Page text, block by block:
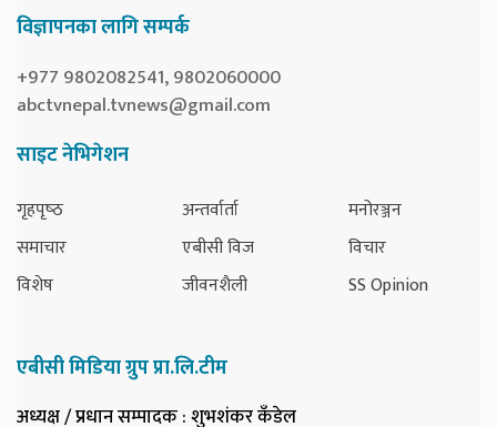
विज्ञापनका लागि सम्पर्क
+977 9802082541, 9802060000
abctvnepal.tvnews@gmail.com
साइट नेभिगेशन
गृहपृष्‍ठ
समाचार
विशेष
अन्तर्वार्ता
एबीसी विज
जीवनशैली
मनोरञ्जन
विचार
SS Opinion
एबीसी मिडिया ग्रुप प्रा.लि.टीम
अध्यक्ष / प्रधान सम्पादक: शुभशंकर कँडेल